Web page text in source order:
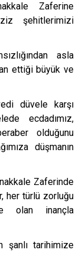
Zaferine
şehitlerimizi
asla
ettiği büyük ve
düvele karşı
ecdadımız,
olduğunu
za düşmanın
Zaferinde
her türlü zorluğu
olan inançla
şanlı tarihimize